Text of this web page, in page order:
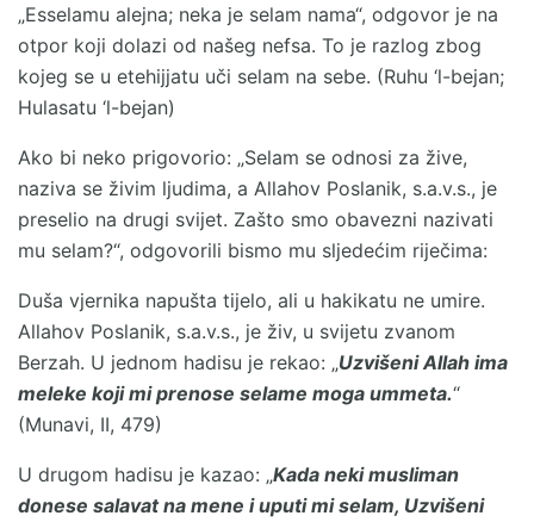
„Esselamu alejna; neka je selam nama“, odgovor je na
otpor koji dolazi od našeg nefsa. To je razlog zbog
kojeg se u etehijjatu uči selam na sebe. (Ruhu ‘l-bejan;
Hulasatu ‘l-bejan)
Ako bi neko prigovorio: „Selam se odnosi za žive,
naziva se živim ljudima, a Allahov Poslanik, s.a.v.s., je
preselio na drugi svijet. Zašto smo obavezni nazivati
mu selam?“, odgovorili bismo mu sljedećim riječima:
Duša vjernika napušta tijelo, ali u hakikatu ne umire.
Allahov Poslanik, s.a.v.s., je živ, u svijetu zvanom
Berzah. U jednom hadisu je rekao: „Uzvišeni Allah ima
meleke koji mi prenose selame moga ummeta.“
(Munavi, II, 479)
U drugom hadisu je kazao: „Kada neki musliman
donese salavat na mene i uputi mi selam, Uzvišeni